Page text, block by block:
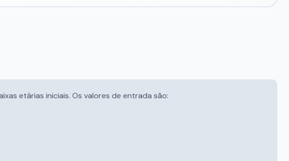
etárias iniciais. Os valores de entrada são: